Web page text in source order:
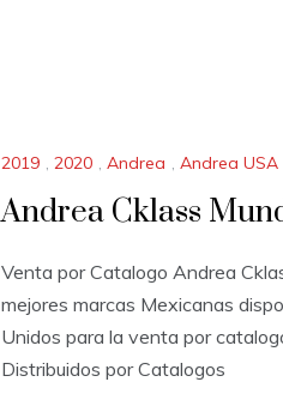
2019 , 2020 , Andrea , Andrea USA
Andrea Cklass
Venta por Catalogo Andrea
mejores marcas Mexicanas
Unidos para la venta por
Distribuidos por Catalogos